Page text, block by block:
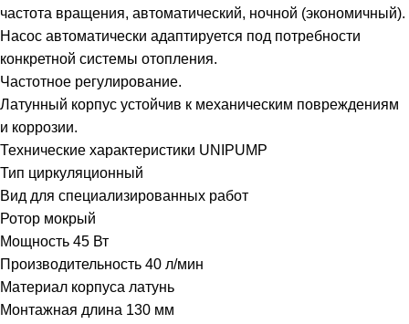
частота вращения, автоматический, ночной (экономичный).
Насос автоматически адаптируется под потребности
конкретной системы отопления.
Частотное регулирование.
Латунный корпус устойчив к механическим повреждениям
и коррозии.
Технические характеристики UNIPUMP
Тип циркуляционный
Вид для специализированных работ
Ротор мокрый
Мощность 45 Вт
Производительность 40 л/мин
Материал корпуса латунь
Монтажная длина 130 мм